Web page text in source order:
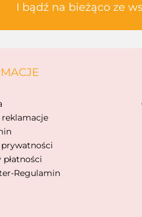
I bądź na bieżąco ze
płatności
Regulamin